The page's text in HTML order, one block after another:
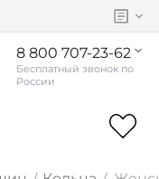
8 800 707-23-62